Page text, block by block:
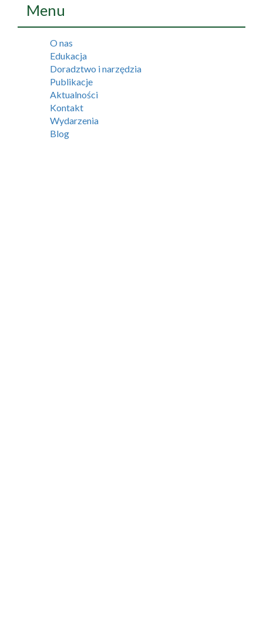
Menu
O nas
Edukacja
Doradztwo i narzędzia
Publikacje
Aktualności
Kontakt
Wydarzenia
Blog